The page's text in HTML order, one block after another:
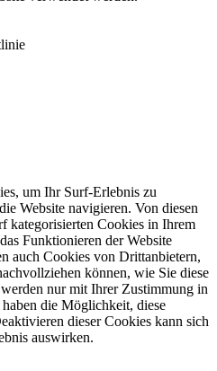
um Ihr Surf-Erlebnis zu
Website navigieren. Von diesen
kategorisierten Cookies in Ihrem
Funktionieren der Website
auch Cookies von Drittanbietern,
können, wie Sie diese
nur mit Ihrer Zustimmung in
die Möglichkeit, diese
dieser Cookies kann sich
auswirken.